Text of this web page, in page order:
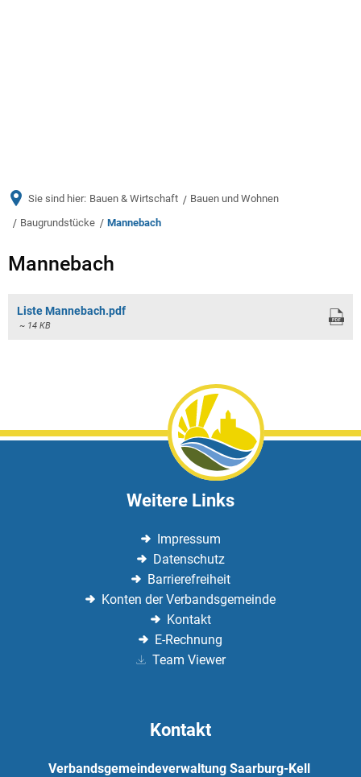
Sie sind hier: Bauen & Wirtschaft
Bauen und Wohnen
Baugrundstücke
Mannebach
Mannebach
Mannebach
Liste Mannebach.pdf
~ 14 KB
Weitere Links
Impressum
Datenschutz
Barrierefreiheit
Konten der Verbandsgemeinde
Kontakt
E-Rechnung
Team Viewer
Kontakt
Verbandsgemeindeverwaltung Saarburg-Kell